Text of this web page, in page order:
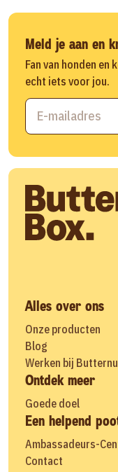
Meld je aan en
Fan van honden
echt iets voor jou.
Alles over ons
Onze producten
Blog
Werken bij
Ontdek meer
Goede doel
Een helpend
Ambassadeurs-
Contact